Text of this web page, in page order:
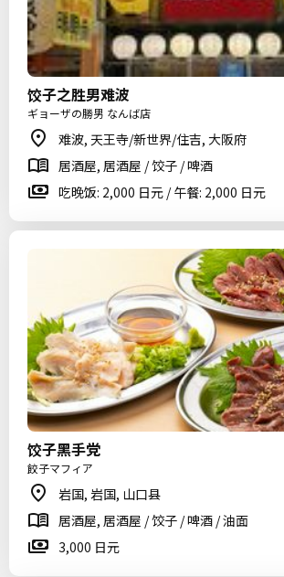
饺子之胜男难波
ギョーザの勝男 なんば店
难波, 天王寺/新世界/住吉, 大阪府
居酒屋, 居酒屋 / 饺子 / 啤酒
吃晚饭: 2,000 日元 / 午餐: 2,000 日元
饺子黑手党
餃子マフィア
岩国, 岩国, 山口县
居酒屋, 居酒屋 / 饺子 / 啤酒 / 油面
3,000 日元